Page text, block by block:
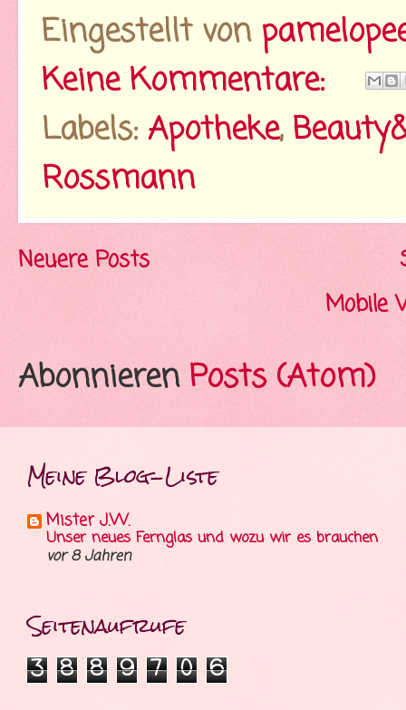
Eingestellt von
Keine Kommentare:
Labels:Apotheke,
Rossmann
Neuere Posts
Mobile
Abonnieren Posts (Atom)
Meine Blog-Liste
Mister J.W.
Unser neues Fernglas und wozu wir es brauchen
vor 8 Jahren
Seitenaufrufe
3 8 8 9 7 0 6